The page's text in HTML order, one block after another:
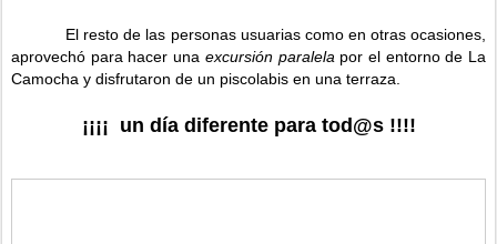
El resto de las personas usuarias como en otras ocasiones,
aprovechó para hacer una excursión paralelapor el entorno de La
Camocha y disfrutaron de un piscolabis en una terraza.
¡¡¡¡ un día diferente para tod@s !!!!